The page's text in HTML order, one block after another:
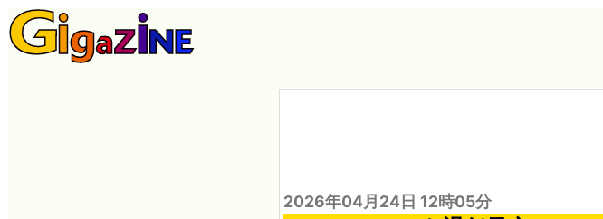
2026年04月24日 12時05分